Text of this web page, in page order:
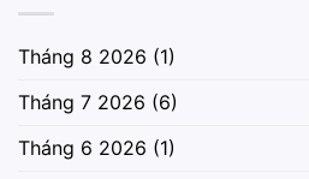
Tháng 8 2026 (1)
Tháng 7 2026 (6)
Tháng 6 2026 (1)